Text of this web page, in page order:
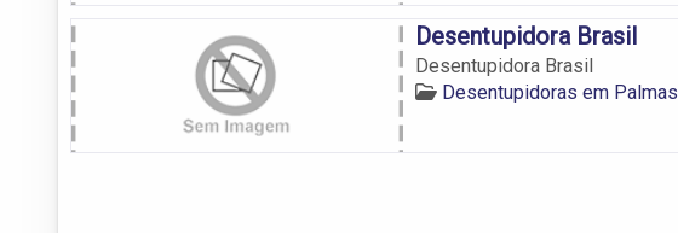
Desentupidora Brasil
Desentupidora Brasil
Desentupidoras em Palmas